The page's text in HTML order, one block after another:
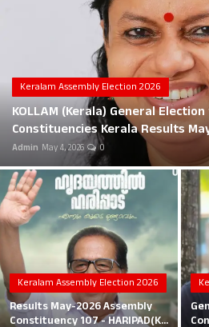
Career
Education
Business
Local News
Earn Money
Tutorials
Malayalam
Keralam Assembly Election 2026
KOLLAM (Kerala) General
Constituencies Kerala Results
Admin May 4, 2026 0
Keralam Assembly Election 2026
Results May-2026 Assembly
Constituency 107 - HARIPAD(K...